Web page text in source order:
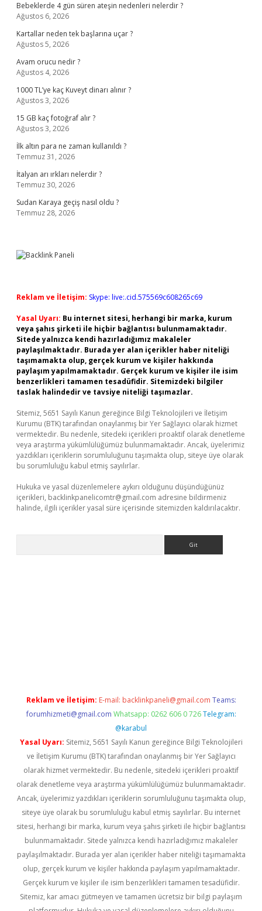
Bebeklerde 4 gün süren ateşin nedenleri nelerdir ?
Ağustos 6, 2026
Kartallar neden tek başlarına uçar ?
Ağustos 5, 2026
Avam orucu nedir ?
Ağustos 4, 2026
1000 TL’ye kaç Kuveyt dinarı alınır ?
Ağustos 3, 2026
15 GB kaç fotoğraf alır ?
Ağustos 3, 2026
İlk altın para ne zaman kullanıldı ?
Temmuz 31, 2026
İtalyan arı ırkları nelerdir ?
Temmuz 30, 2026
Sudan Karaya geçiş nasıl oldu ?
Temmuz 28, 2026
Reklam ve İletişim: Skype: live:.cid.575569c608265c69
Yasal Uyarı: Bu internet sitesi, herhangi bir marka, kurum
veya şahıs şirketi ile hiçbir bağlantısı bulunmamaktadır.
Sitede yalnızca kendi hazırladığımız makaleler
paylaşılmaktadır. Burada yer alan içerikler haber niteliği
taşımamakta olup, gerçek kurum ve kişiler hakkında
paylaşım yapılmamaktadır. Gerçek kurum ve kişiler ile isim
benzerlikleri tamamen tesadüfidir. Sitemizdeki bilgiler
taslak halindedir ve tavsiye niteliği taşımazlar.
Sitemiz, 5651 Sayılı Kanun gereğince Bilgi Teknolojileri ve İletişim
Kurumu (BTK) tarafından onaylanmış bir Yer Sağlayıcı olarak hizmet
vermektedir. Bu nedenle, sitedeki içerikleri proaktif olarak denetleme
veya araştırma yükümlülüğümüz bulunmamaktadır. Ancak, üyelerimiz
yazdıkları içeriklerin sorumluluğunu taşımakta olup, siteye üye olarak
bu sorumluluğu kabul etmiş sayılırlar.
Hukuka ve yasal düzenlemelere aykırı olduğunu düşündüğünüz
içerikleri, backlinkpanelicomtr@gmail.com adresine bildirmeniz
halinde, ilgili içerikler yasal süre içerisinde sitemizden kaldırılacaktır.
Reklam ve İletişim: E-mail: backlinkpaneli@gmail.com Teams:
forumhizmeti@gmail.com Whatsapp: 0262 606 0 726 Telegram:
@karabul
Yasal Uyarı: Sitemiz, 5651 Sayılı Kanun gereğince Bilgi Teknolojileri
ve İletişim Kurumu (BTK) tarafından onaylanmış bir Yer Sağlayıcı
olarak hizmet vermektedir. Bu nedenle, sitedeki içerikleri proaktif
olarak denetleme veya araştırma yükümlülüğümüz bulunmamaktadır.
Ancak, üyelerimiz yazdıkları içeriklerin sorumluluğunu taşımakta olup,
siteye üye olarak bu sorumluluğu kabul etmiş sayılırlar. Bu internet
sitesi, herhangi bir marka, kurum veya şahıs şirketi ile hiçbir bağlantısı
bulunmamaktadır. Sitede yalnızca kendi hazırladığımız makaleler
paylaşılmaktadır. Burada yer alan içerikler haber niteliği taşımamakta
olup, gerçek kurum ve kişiler hakkında paylaşım yapılmamaktadır.
Gerçek kurum ve kişiler ile isim benzerlikleri tamamen tesadüfidir.
Sitemiz, kar amacı gütmeyen ve tamamen ücretsiz bir bilgi paylaşım